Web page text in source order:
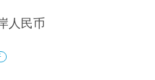
人民币